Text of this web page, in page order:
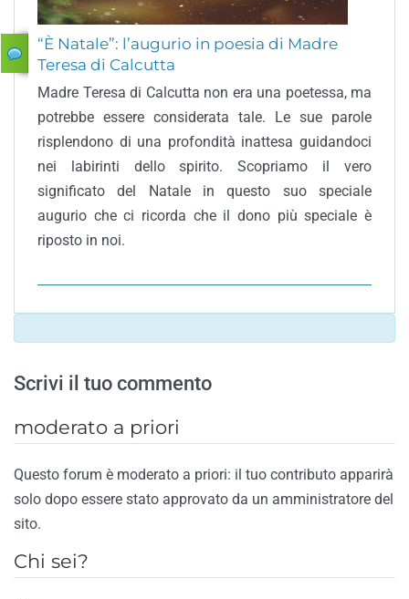
“È Natale”: l’augurio in poesia di Madre
Teresa di Calcutta
Madre Teresa di Calcutta non era una poetessa, ma
potrebbe essere considerata tale. Le sue parole
risplendono di una profondità inattesa guidandoci
nei labirinti dello spirito. Scopriamo il vero
significato del Natale in questo suo speciale
augurio che ci ricorda che il dono più speciale è
riposto in noi.
Scrivi il tuo commento
moderato a priori
Questo forum è moderato a priori: il tuo contributo apparirà
solo dopo essere stato approvato da un amministratore del
sito.
Chi sei?